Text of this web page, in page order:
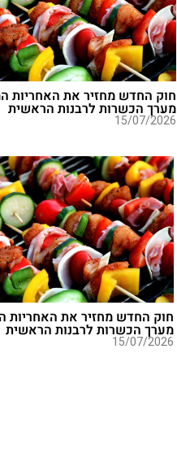
חוק החדש מחזיר את האחריות
מערך הכשרות לרבנות הראשית
15/07/2026
חוק החדש מחזיר את האחריות
מערך הכשרות לרבנות הראשית
15/07/2026